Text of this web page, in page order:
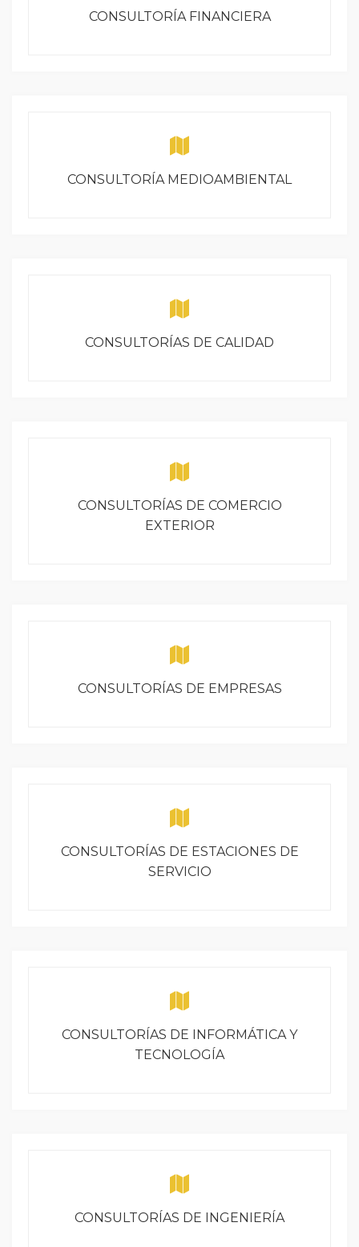
CONSULTORÍA FINANCIERA
CONSULTORÍA MEDIOAMBIENTAL
CONSULTORÍAS DE CALIDAD
CONSULTORÍAS DE COMERCIO
EXTERIOR
CONSULTORÍAS DE EMPRESAS
CONSULTORÍAS DE ESTACIONES DE
SERVICIO
CONSULTORÍAS DE INFORMÁTICA Y
TECNOLOGÍA
CONSULTORÍAS DE INGENIERÍA